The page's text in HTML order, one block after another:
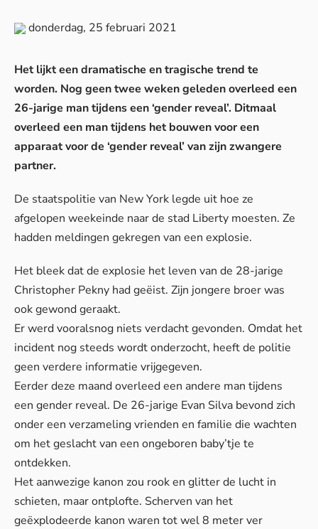
donderdag, 25 februari 2021
Het lijkt een dramatische en tragische trend te
worden. Nog geen twee weken geleden overleed een
26-jarige man tijdens een ‘gender reveal’. Ditmaal
overleed een man tijdens het bouwen voor een
apparaat voor de ‘gender reveal’ van zijn zwangere
partner.
De staatspolitie van New York legde uit hoe ze
afgelopen weekeinde naar de stad Liberty moesten. Ze
hadden meldingen gekregen van een explosie.
Het bleek dat de explosie het leven van de 28-jarige
Christopher Pekny had geëist. Zijn jongere broer was
ook gewond geraakt.
Er werd vooralsnog niets verdacht gevonden. Omdat het
incident nog steeds wordt onderzocht, heeft de politie
geen verdere informatie vrijgegeven.
Eerder deze maandoverleed een andere man tijdens
een gender reveal. De 26-jarige Evan Silva bevond zich
onder een verzameling vrienden en familie die wachten
om het geslacht van een ongeboren baby’tje te
ontdekken.
Het aanwezige kanon zou rook en glitter de lucht in
schieten, maar ontplofte. Scherven van het
geëxplodeerde kanon waren tot wel 8 meter ver